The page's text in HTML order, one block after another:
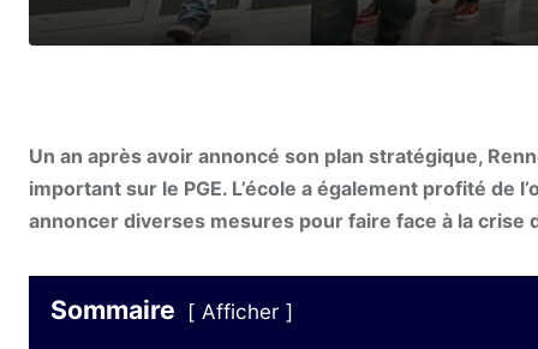
Un an après avoir annoncé son plan stratégique,
important sur le PGE. L’école a également profité de
annoncer diverses mesures pour faire face à la crise
Sommaire Afficher